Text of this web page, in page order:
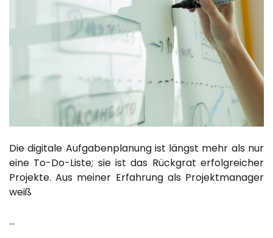
Die digitale Aufgabenplanung ist längst mehr als nur
eine To-Do-Liste; sie ist das Rückgrat erfolgreicher
Projekte. Aus meiner Erfahrung als Projektmanager
weiß
…